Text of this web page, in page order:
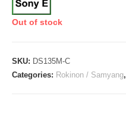
Out of stock
SKU: DS135M-C
Categories: Rokinon / Samyang,